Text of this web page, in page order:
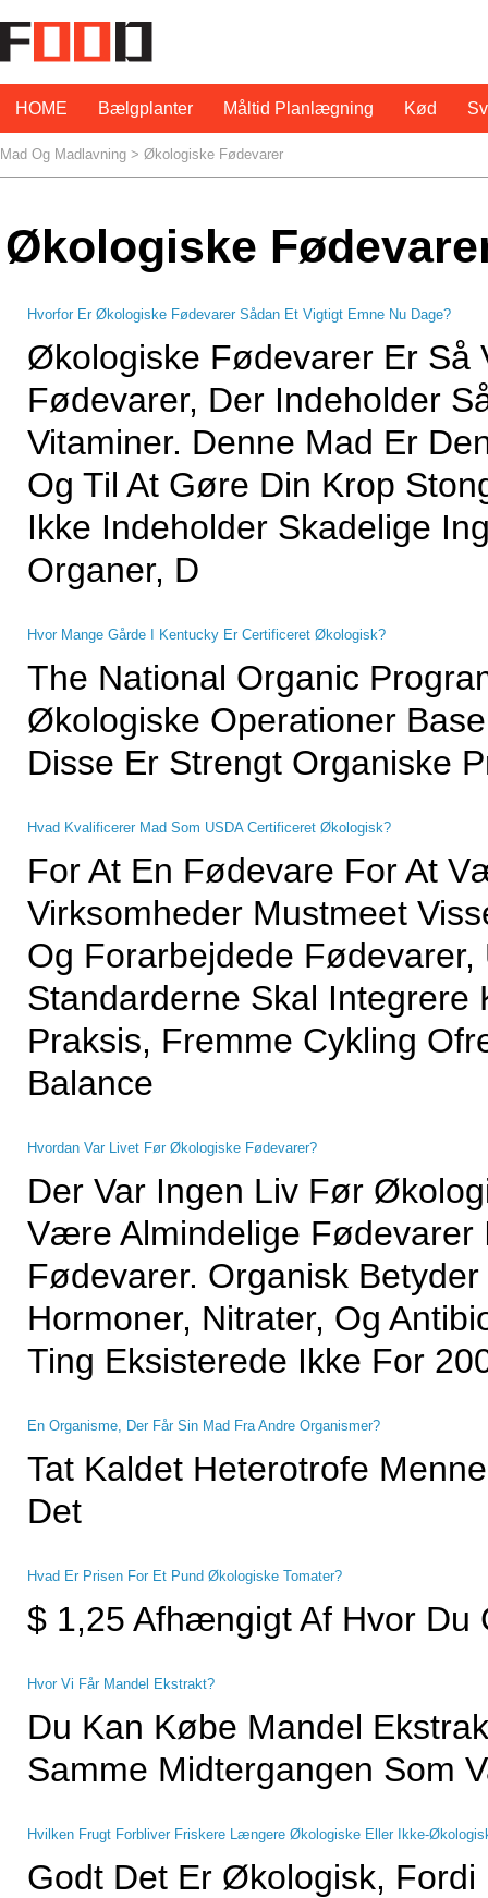
HOME Bælgplanter Måltid Planlægning Kød
Mad Og Madlavning > Økologiske Fødevarer
Økologiske
Hvorfor Er Økologiske Fødevarer Sådan Et Vigtigt Emne Nu Dage?
Økologiske Fødevarer Er Så
Fødevarer, Der Indeholder
Vitaminer. Denne Mad Er
Og Til At Gøre Din Krop
Ikke Indeholder Skadelige
Organer, D
Hvor Mange Gårde I Kentucky Er Certificeret Økologisk?
The National Organic
Økologiske Operationer
Disse Er Strengt Organiske
Hvad Kvalificerer Mad Som USDA Certificeret Økologisk?
For At En Fødevare For At
Virksomheder Mustmeet
Og Forarbejdede
Standarderne Skal Integrere
Praksis, Fremme Cykling
Balance
Hvordan Var Livet Før Økologiske Fødevarer?
Der Var Ingen Liv Før
Være Almindelige
Fødevarer. Organisk
Hormoner, Nitrater, Og
Ting Eksisterede Ikke For
En Organisme, Der Får Sin Mad Fra Andre Organismer?
Tat Kaldet Heterotrofe
Det
Hvad Er Prisen For Et Pund Økologiske Tomater?
$ 1,25 Afhængigt Af Hvor Du
Hvor Vi Får Mandel Ekstrakt?
Du Kan Købe Mandel
Samme Midtergangen Som
Hvilken Frugt Forbliver Friskere Længere Økologiske Eller Ikke-
Godt Det Er Økologisk,